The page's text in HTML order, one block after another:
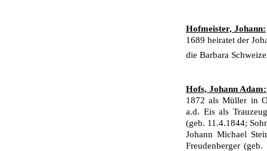
Hofmeister, Johann:
1689 heiratet der
die Barbara
Hofs, Johann Adam:
1872 als Müller in
a.d. Eis als
(geb. 11.4.1844;
Johann Michael
Freudenberger